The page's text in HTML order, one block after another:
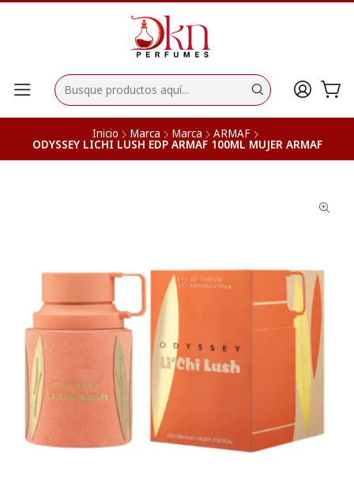
Inicio Marca Marca ARMAF
ODYSSEY LICHI LUSH EDP ARMAF 100ML MUJER ARMAF